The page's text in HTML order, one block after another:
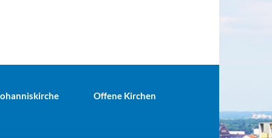
Offene Kirchen